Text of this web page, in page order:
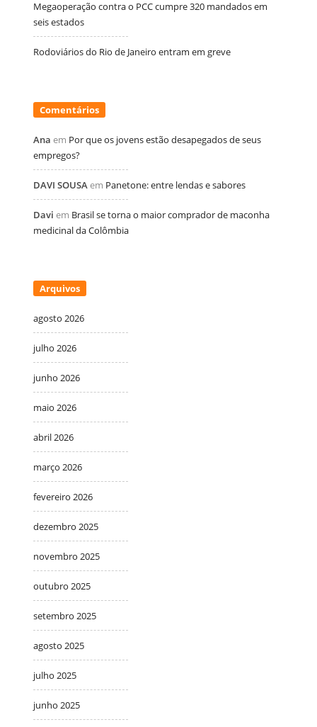
Megaoperação contra o PCC cumpre 320 mandados em
seis estados
Rodoviários do Rio de Janeiro entram em greve
Comentários
Ana em Por que os jovens estão desapegados de seus
empregos?
DAVI SOUSAem Panetone: entre lendas e sabores
Davi em Brasil se torna o maior comprador de maconha
medicinal da Colômbia
Arquivos
agosto 2026
julho 2026
junho 2026
maio 2026
abril 2026
março 2026
fevereiro 2026
dezembro 2025
novembro 2025
outubro 2025
setembro 2025
agosto 2025
julho 2025
junho 2025